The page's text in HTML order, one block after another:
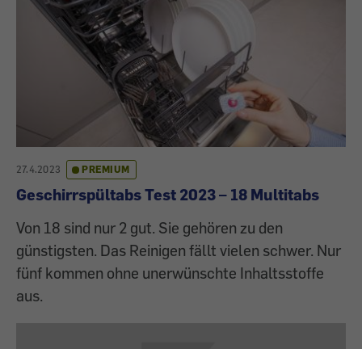
27.4.2023 PREMIUM
Geschirrspültabs Test 2023 – 18 Multitabs
Von 18 sind nur 2 gut. Sie gehören zu den
günstigsten. Das Reinigen fällt vielen schwer. Nur
fünf kommen ohne unerwünschte Inhaltsstoffe
aus.